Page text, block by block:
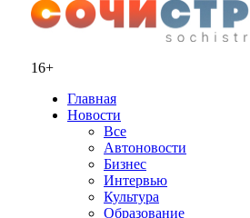
16+
Главная
Новости
Все
Автоновости
Бизнес
Интервью
Культура
Образование